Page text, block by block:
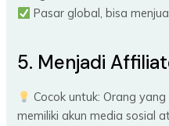
Pasar global, bisa
5. Menjadi
Cocok untuk: Orang
memiliki akun media sosial